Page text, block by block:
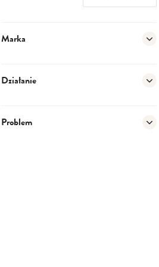
Marka
Działanie
Problem